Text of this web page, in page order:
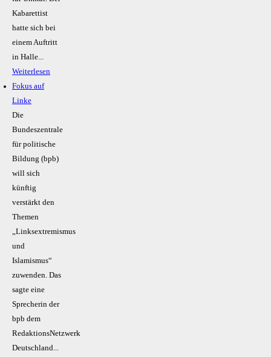
Kabarettist
hatte sich bei
einem Auftritt
in Halle...
Weiterlesen
Fokus auf
Linke
Die
Bundeszentrale
für politische
Bildung (bpb)
will sich
künftig
verstärkt den
Themen
„Linksextremismus
und
Islamismus“
zuwenden. Das
sagte eine
Sprecherin der
bpb dem
RedaktionsNetzwerk
Deutschland...